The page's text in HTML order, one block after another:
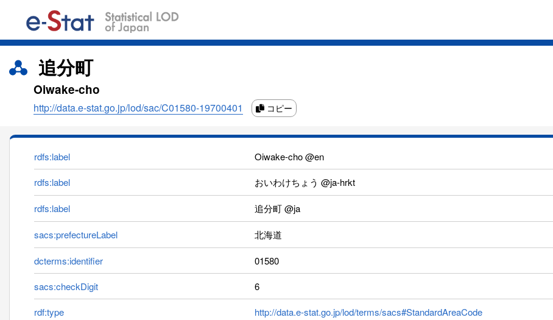
追分町
Oiwake-cho
http://data.e-stat.go.jp/lod/sac/C01580-19700401 コピー
rdfs:label
Oiwake-cho @en
rdfs:label
おいわけちょう @ja-hrkt
rdfs:label 追分町 @ja
sacs:prefectureLabel 北海道
dcterms:identifier
01580
sacs:checkDigit
6
rdf:type
http://data.e-stat.go.jp/lod/terms/sacs#StandardAreaCode